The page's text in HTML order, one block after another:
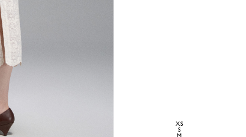
XS
S